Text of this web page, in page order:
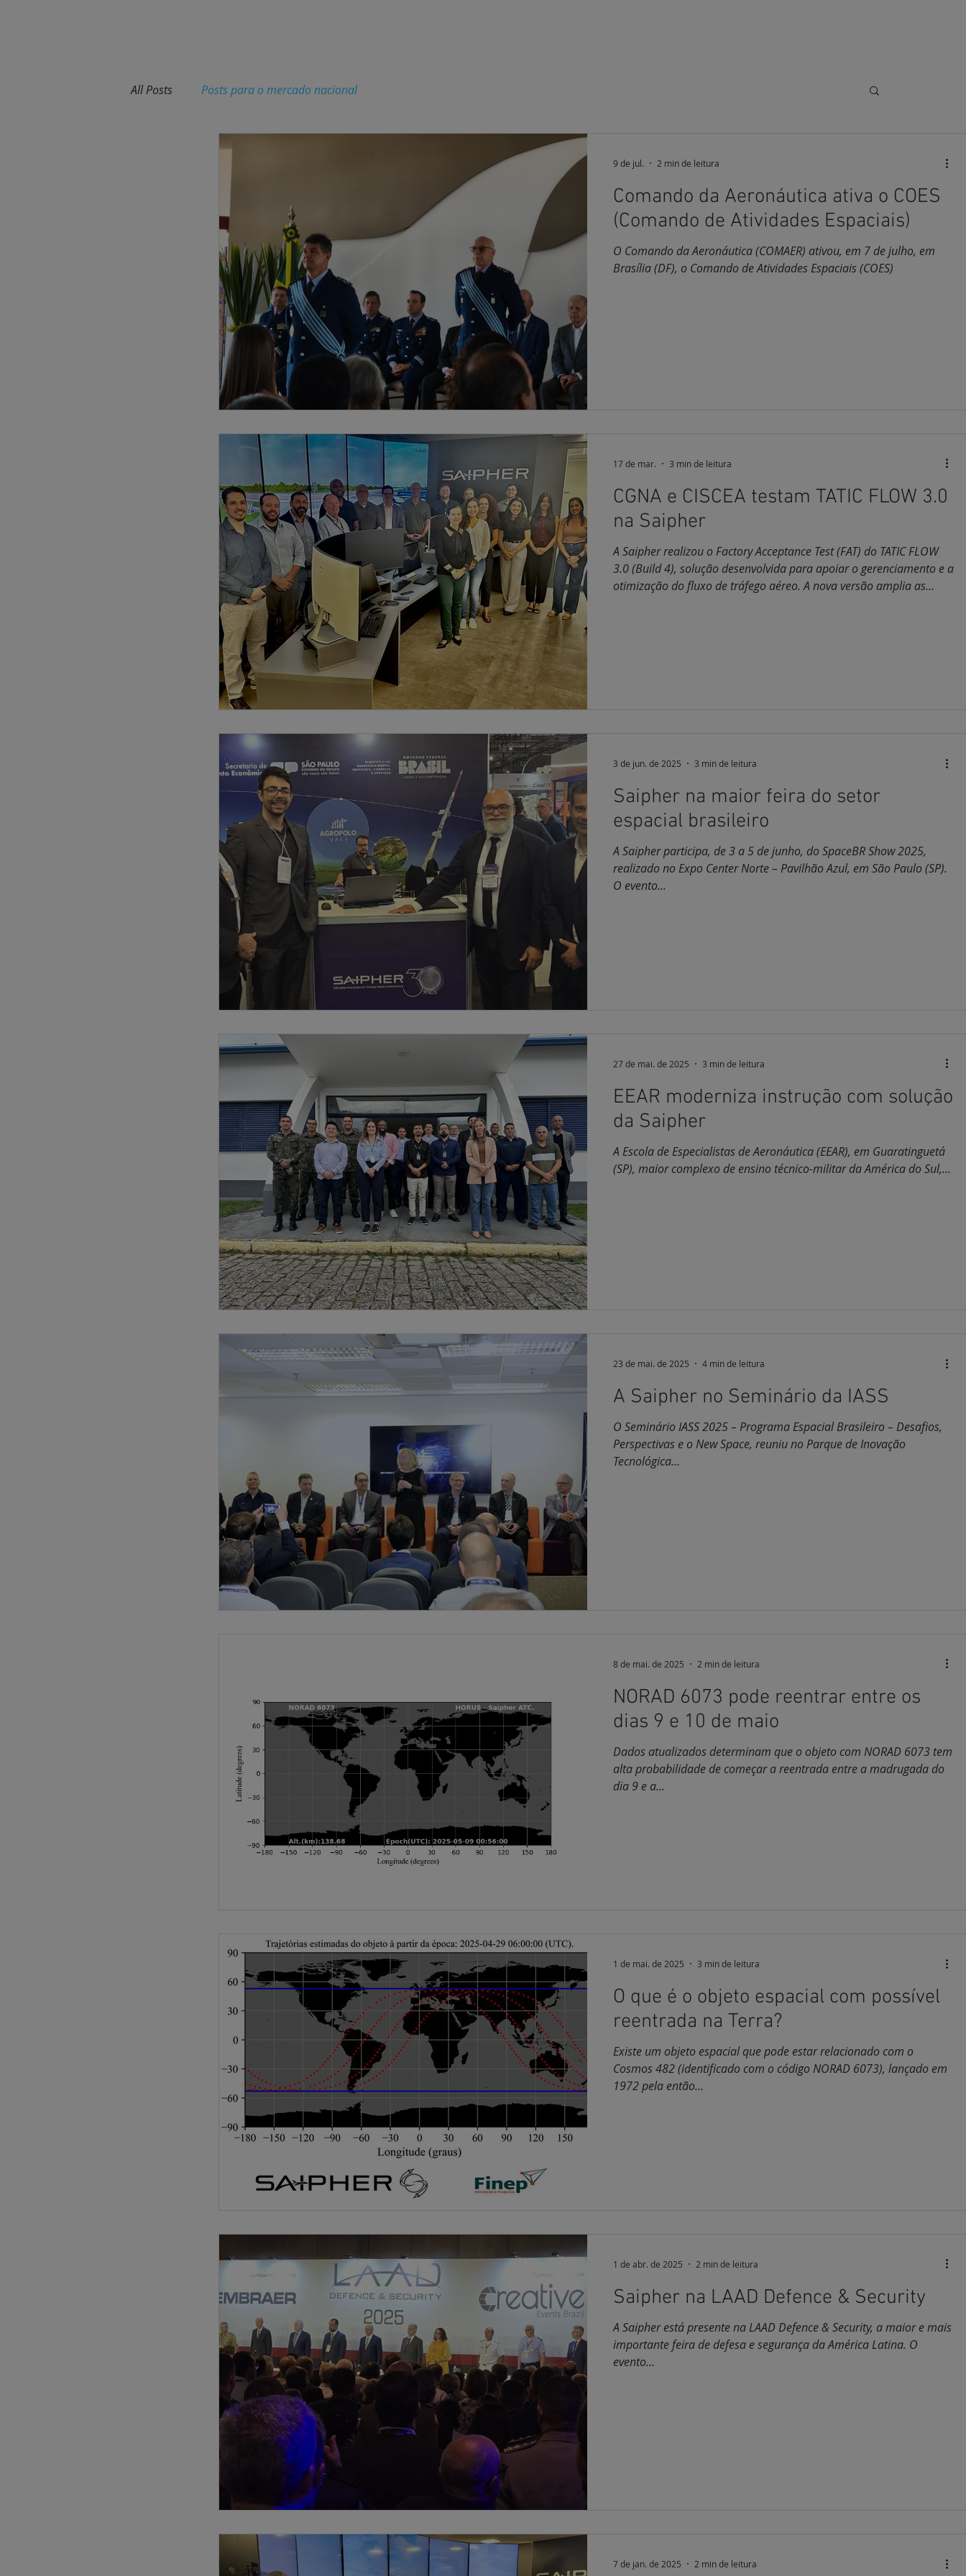
All Posts Posts para o mercado nacional
Comando da Aeronáutica ativa o COES
(Comando de Atividades Espaciais)
O Comando da Aeronáutica (COMAER) ativou, em 7 de julho, em
Brasília (DF), o Comando de Atividades Espaciais (COES)
9 de jul. 2 min de leitura
CGNA e CISCEA testam TATIC FLOW 3.0
na Saipher
A Saipher realizou o Factory Acceptance Test (FAT) do TATIC FLOW
3.0 (Build 4), solução desenvolvida para apoiar o gerenciamento e a
otimização do fluxo de tráfego aéreo. A nova versão amplia as
17 de mar. 3 min de leitura
Saipher na maior feira do setor
espacial brasileiro
A Saipher participa, de 3 a 5 de junho, do SpaceBR Show 2025,
realizado no Expo Center Norte – Pavilhão Azul, em São Paulo (SP).
O evento...
3 de jun. de 2025 3 min de leitura
EEAR moderniza instrução com solução
da Saipher
A Escola de Especialistas de Aeronáutica (EEAR), em Guaratinguetá
(SP), maior complexo de ensino técnico-militar da América do Sul,...
27 de mai. de 2025 3 min de leitura
A Saipher no Seminário da IASS
O Seminário IASS 2025 – Programa Espacial Brasileiro – Desafios,
Perspectivas e o New Space, reuniu no Parque de Inovação
Tecnológica...
23 de mai. de 2025 4 min de leitura
NORAD 6073 pode reentrar entre os
dias 9 e 10 de maio
Dados atualizados determinam que o objeto com NORAD 6073 tem
alta probabilidade de começar a reentrada entre a madrugada do
dia 9 e a...
8 de mai. de 2025 2 min de leitura
O que é o objeto espacial com possível
reentrada na Terra?
Existe um objeto espacial que pode estar relacionado com o
Cosmos 482 (identificado com o código NORAD 6073), lançado em
1972 pela então...
1 de mai. de 2025 3 min de leitura
Saipher na LAAD Defence & Security
A Saipher está presente na LAAD Defence & Security, a maior e mais
importante feira de defesa e segurança da América Latina. O
evento...
1 de abr. de 2025 2 min de leitura
7 de jan. de 2025 2 min de leitura